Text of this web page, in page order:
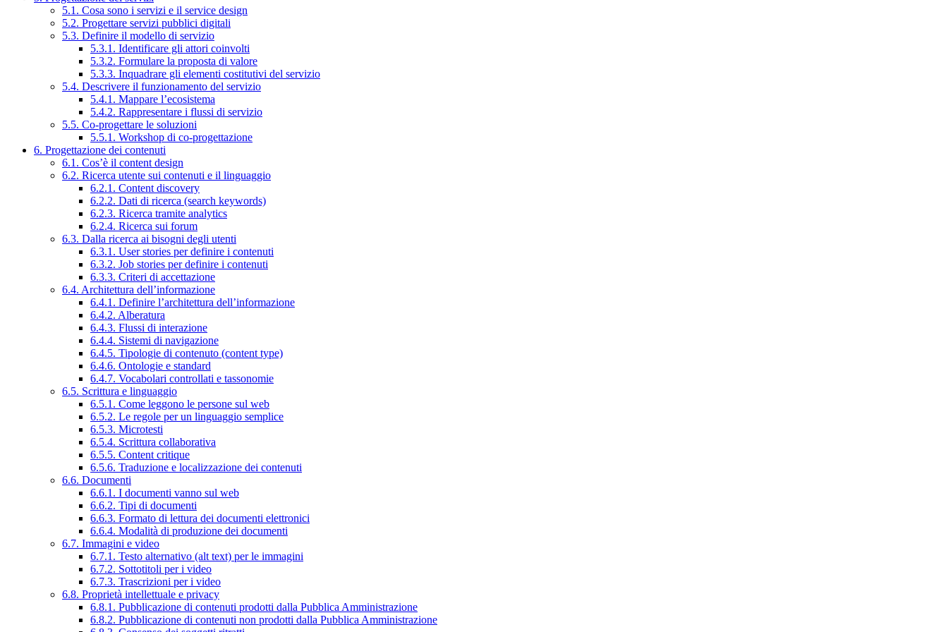
5.1. Cosa sono i servizi e il service design
5.2. Progettare servizi pubblici digitali
5.3. Definire il modello di servizio
5.3.1. Identificare gli attori coinvolti
5.3.2. Formulare la proposta di valore
5.3.3. Inquadrare gli elementi costitutivi del servizio
5.4. Descrivere il funzionamento del servizio
5.4.1. Mappare l’ecosistema
5.4.2. Rappresentare i flussi di servizio
5.5. Co-progettare le soluzioni
5.5.1. Workshop di co-progettazione
6. Progettazione dei contenuti
6.1. Cos’è il content design
6.2. Ricerca utente sui contenuti e il linguaggio
6.2.1. Content discovery
6.2.2. Dati di ricerca (search keywords)
6.2.3. Ricerca tramite analytics
6.2.4. Ricerca sui forum
6.3. Dalla ricerca ai bisogni degli utenti
6.3.1. User stories per definire i contenuti
6.3.2. Job stories per definire i contenuti
6.3.3. Criteri di accettazione
6.4. Architettura dell’informazione
6.4.1. Definire l’architettura dell’informazione
6.4.2. Alberatura
6.4.3. Flussi di interazione
6.4.4. Sistemi di navigazione
6.4.5. Tipologie di contenuto (content type)
6.4.6. Ontologie e standard
6.4.7. Vocabolari controllati e tassonomie
6.5. Scrittura e linguaggio
6.5.1. Come leggono le persone sul web
6.5.2. Le regole per un linguaggio semplice
6.5.3. Microtesti
6.5.4. Scrittura collaborativa
6.5.5. Content critique
6.5.6. Traduzione e localizzazione dei contenuti
6.6. Documenti
6.6.1. I documenti vanno sul web
6.6.2. Tipi di documenti
6.6.3. Formato di lettura dei documenti elettronici
6.6.4. Modalità di produzione dei documenti
6.7. Immagini e video
6.7.1. Testo alternativo (alt text) per le immagini
6.7.2. Sottotitoli per i video
6.7.3. Trascrizioni per i video
6.8. Proprietà intellettuale e privacy
6.8.1. Pubblicazione di contenuti prodotti dalla Pubblica Amministrazione
6.8.2. Pubblicazione di contenuti non prodotti dalla Pubblica Amministrazione